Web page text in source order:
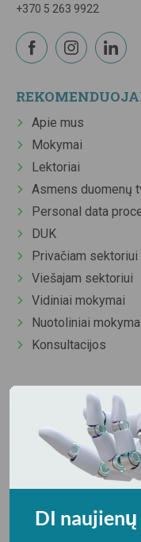
+370 5 263 9922
Apie mus
Mokymai
Lektoriai
Asmens duomenų
Personal data
DUK
Privačiam sektoriui
Viešajam sektoriui
Vidiniai mokymai
Nuotoliniai
Konsultacijos
NAUDINGOS
Excel mokymai
Įmonės vidaus
DAS tvarka
DAS Online
DAS tvarka
Apskaitos politika
DI